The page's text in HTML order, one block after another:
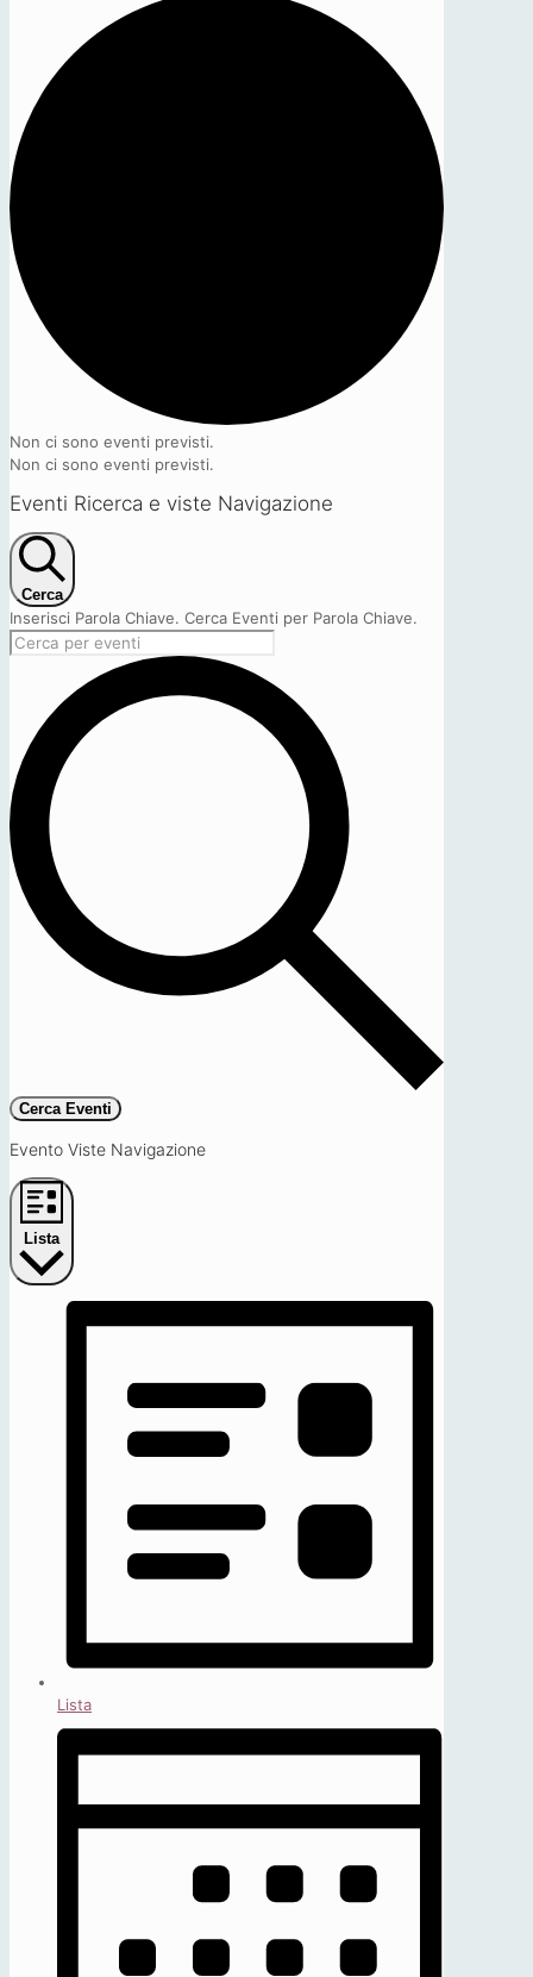
Non ci sono eventi previsti.
Non ci sono eventi previsti.
Eventi Ricerca e viste Navigazione
Cerca
Inserisci Parola Chiave. Cerca Eventi per Parola Chiave.
Cerca Eventi
Evento Viste Navigazione
Lista
Lista